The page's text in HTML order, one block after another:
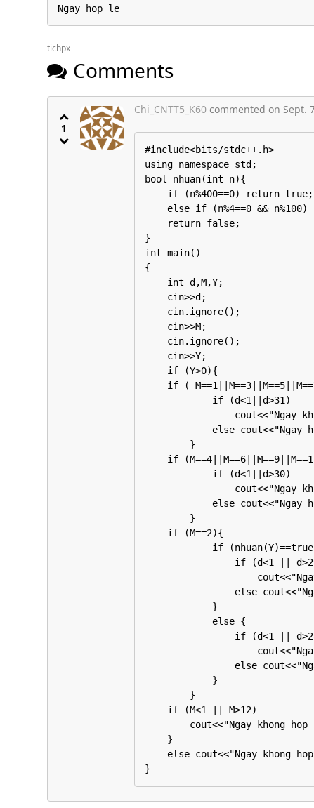
Ngay hop le
tichpx
Comments
1
Chi_CNTT5_K60 commented on Sept.
#include<bits/stdc++.h>
using namespace std;
bool nhuan(int n){
}
int main()
{
}